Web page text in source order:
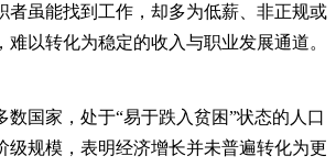
者虽能找到工作，却多为低薪、非正规或
难以转化为稳定的收入与职业发展通道。
数国家，处于“易于跌入贫困”状态的人口
级规模，表明经济增长并未普遍转化为更